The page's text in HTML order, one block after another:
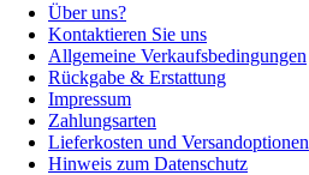
Über uns?
Kontaktieren Sie uns
Allgemeine Verkaufsbedingungen
Rückgabe & Erstattung
Impressum
Zahlungsarten
Lieferkosten und Versandoptionen
Hinweis zum Datenschutz